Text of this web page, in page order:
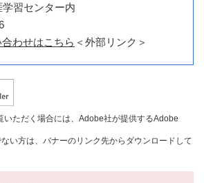
学習センター内
わせはこちら ＜外部リンク＞
いただく場合には、Adobe社が提供するAdobe
い方は、バナーのリンク先からダウンロードして